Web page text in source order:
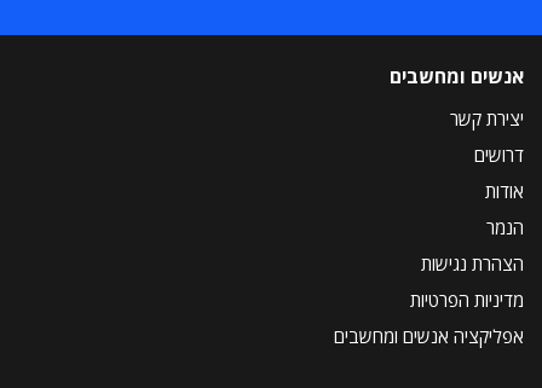
אנשים ומחשבים
יצירת קשר
דרושים
אודות
הנמר
הצהרת נגישות
מדיניות הפרטיות
אפליקציה אנשים ומחשבים